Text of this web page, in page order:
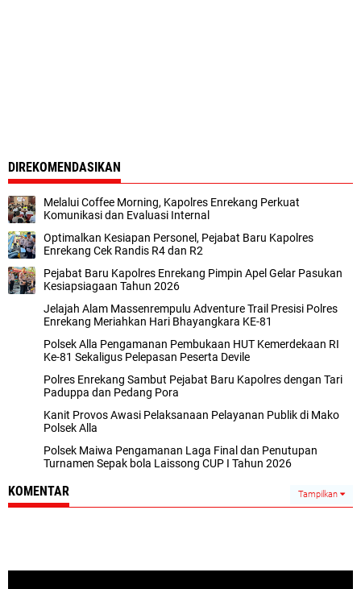
DIREKOMENDASIKAN
Melalui Coffee Morning, Kapolres Enrekang Perkuat
Komunikasi dan Evaluasi Internal
Optimalkan Kesiapan Personel, Pejabat Baru Kapolres
Enrekang Cek Randis R4 dan R2
Pejabat Baru Kapolres Enrekang Pimpin Apel Gelar Pasukan
Kesiapsiagaan Tahun 2026
Jelajah Alam Massenrempulu Adventure Trail Presisi Polres
Enrekang Meriahkan Hari Bhayangkara KE-81
Polsek Alla Pengamanan Pembukaan HUT Kemerdekaan RI
Ke-81 Sekaligus Pelepasan Peserta Devile
Polres Enrekang Sambut Pejabat Baru Kapolres dengan Tari
Paduppa dan Pedang Pora
Kanit Provos Awasi Pelaksanaan Pelayanan Publik di Mako
Polsek Alla
Polsek Maiwa Pengamanan Laga Final dan Penutupan
Turnamen Sepak bola Laissong CUP I Tahun 2026
KOMENTAR Tampilkan